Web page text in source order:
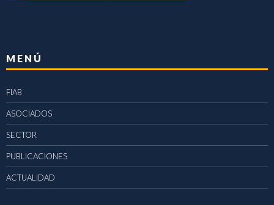
MENÚ
FIAB
ASOCIADOS
SECTOR
PUBLICACIONES
ACTUALIDAD